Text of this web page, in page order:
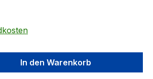
gewünschten Wert
In den Warenkorb